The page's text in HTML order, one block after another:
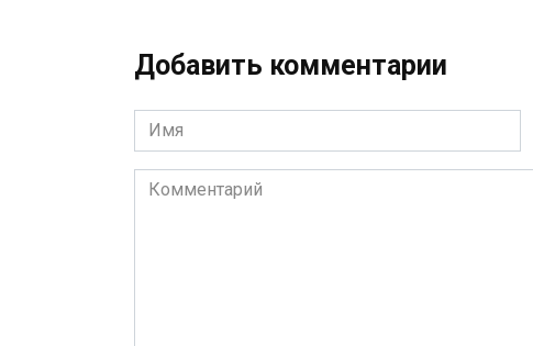
Добавить комментарии
Имя
*
Комментарий